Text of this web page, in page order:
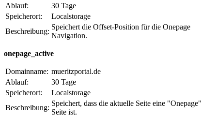
Ablauf:
30 Tage
Speicherort:
Localstorage
Beschreibung:
Speichert die Offset-Position für die Onepage
Navigation.
onepage_active
Domainname: mueritzportal.de
Ablauf:
30 Tage
Speicherort:
Localstorage
Beschreibung:
Speichert, dass die aktuelle Seite eine "Onepage"
Seite ist.